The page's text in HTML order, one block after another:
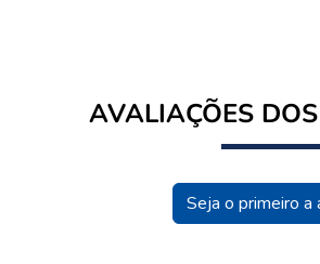
AVALIAÇÕES
Seja o primeiro a